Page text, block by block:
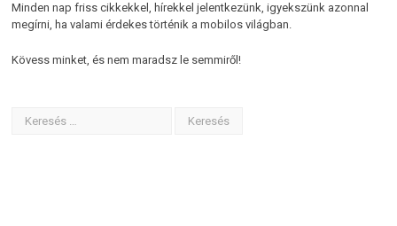
Minden nap friss cikkekkel, hírekkel jelentkezünk, igyekszünk azonnal
megírni, ha valami érdekes történik a mobilos világban.
Kövess minket, és nem maradsz le semmiről!